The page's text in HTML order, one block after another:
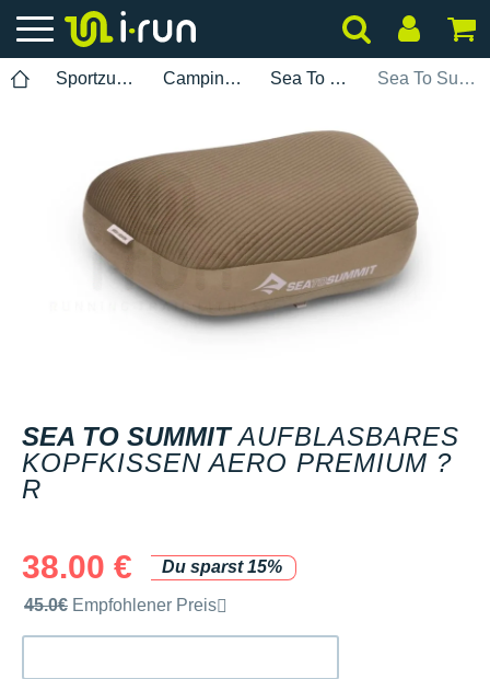
Sportzubehör Camping Reisekissen Sea To Summit Sea To Summit Aufblasbares Kopfkissen Aero Premium ? R
SEA TO SUMMIT AUFBLASBARES
KOPFKISSEN AERO PREMIUM ?
R
38.00 €
Du sparst 15%
Unverbindliche Preisempfehlung der Marke
45.0€ Empfohlener Preis